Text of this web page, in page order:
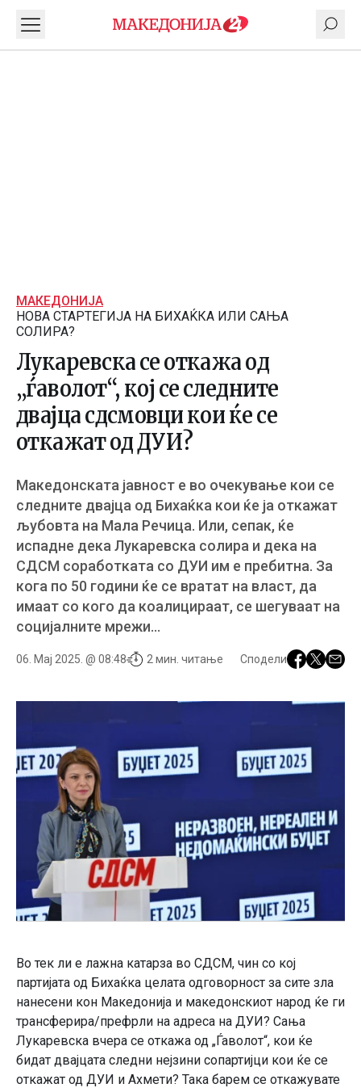
МАКЕДОНИЈА
НОВА СТАРТЕГИЈА НА БИХАЌКА ИЛИ САЊА
СОЛИРА?
Лукаревска се откажа од
„ѓаволот“, кој се следните
двајца сдсмовци кои ќе се
откажат од ДУИ?
Македонската јавност е во очекување кои се
следните двајца од Бихаќка кои ќе ја откажат
љубовта на Мала Речица. Или, сепак, ќе
испадне дека Лукаревска солира и дека на
СДСМ соработката со ДУИ им е пребитна. За
кога по 50 години ќе се вратат на влaст, да
имаат со кого да коалицираат, се шегуваат на
социјалните мрежи…
06. Мај 2025. @ 08:48 2 мин. читање Сподели
Во тек ли е лажна катарза во СДСМ, чин со кој
партијата од Бихаќка целата одговорност за сите зла
нанесени кон Македонија и македонскиот народ ќе ги
трансферира/префрли на адреса на ДУИ? Сања
Лукаревска вчера се откажа од „Ѓаволот“, кои ќе
бидат двајцата следни нејзини сопартијци кои ќе се
откажат од ДУИ и Ахмети? Така барем се откажувате